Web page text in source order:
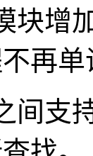
块增
再单
间支